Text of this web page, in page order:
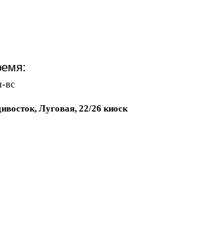
вс
Луговая, 22/26 киоск